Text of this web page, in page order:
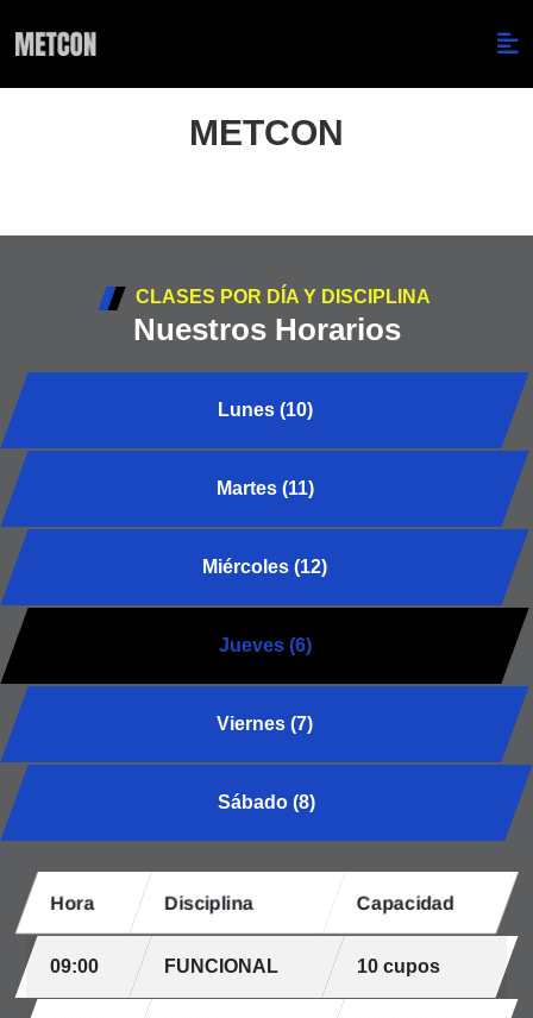
METCON
CLASES POR DÍA Y DISCIPLINA
Nuestros Horarios
Lunes (10)
Martes (11)
Miércoles (12)
Jueves (6)
Viernes (7)
Sábado (8)
Hora Disciplina Capacidad
09:00 FUNCIONAL 10 cupos